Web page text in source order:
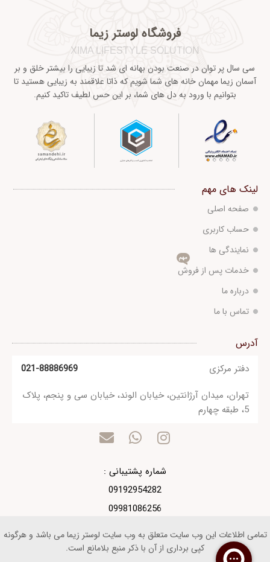
فروشگاه لوستر زیما
XIMA LIFESTYLE SOLUTION
سی سال پر توان در صنعت بودن بهانه ای شد تا زیبایی را بیشتر خلق و بر
آسمان زیما مهمان خانه های شما شویم که ذاتا علاقمند به زیبایی هستید تا
بتوانیم با ورود به دل های شما، بر این حس لطیف تاکید کنیم.
لینک های مهم
صفحه اصلی
حساب کاربری
نمایندگی ها
خدمات پس از فروش
مهم
درباره ما
تماس با ما
آدرس
دفتر مرکزی
021-88886969
تهران، میدان آرژانتین، خیابان الوند، خیابان سی و پنجم، پلاک
5، طبقه چهارم
شماره پشتیبانی :
09192954282
09981086256
تمامی اطلاعات این وب سایت متعلق به وب سایت لوستر زیما می باشد و هرگونه
کپی برداری از آن با ذکر منبع بلامانع است.